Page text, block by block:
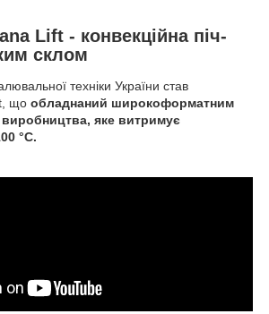
Lift - конвекційна піч-
склом
техніки України став
що обладнаний широкоформатним
яке витримує
°C.